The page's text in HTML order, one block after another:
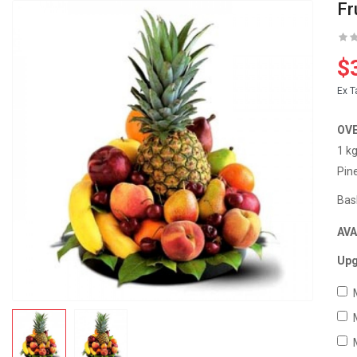
Ex
1